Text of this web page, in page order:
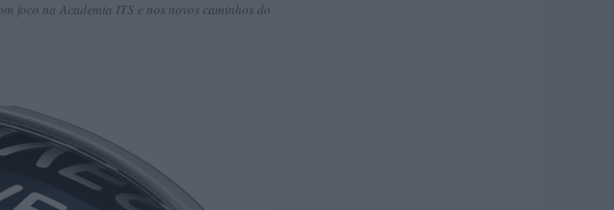
foco na Academia ITS e nos novos caminhos do